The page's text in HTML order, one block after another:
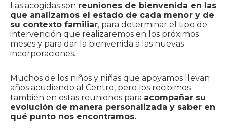
Las acogidas son reuniones de bienvenida en las
que analizamos el estado de cada menor y de
su contexto familiar, para determinar el tipo de
intervención que realizaremos en los próximos
meses y para dar la bienvenida a las nuevas
incorporaciones.
Muchos de los niños y niñas que apoyamos llevan
años acudiendo al Centro, pero los recibimos
también en estas reuniones para acompañar su
evolución de manera personalizada y saber en
qué punto nos encontramos.